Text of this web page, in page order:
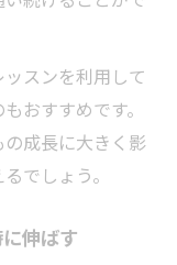
スンを利用して
おすすめです。
成長に大きく影
でしょう。
伸ばす